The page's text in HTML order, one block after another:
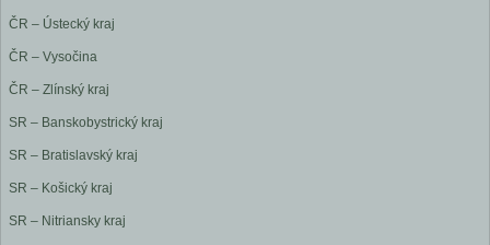
ČR – Ústecký kraj
ČR – Vysočina
ČR – Zlínský kraj
SR – Banskobystrický kraj
SR – Bratislavský kraj
SR – Košický kraj
SR – Nitriansky kraj